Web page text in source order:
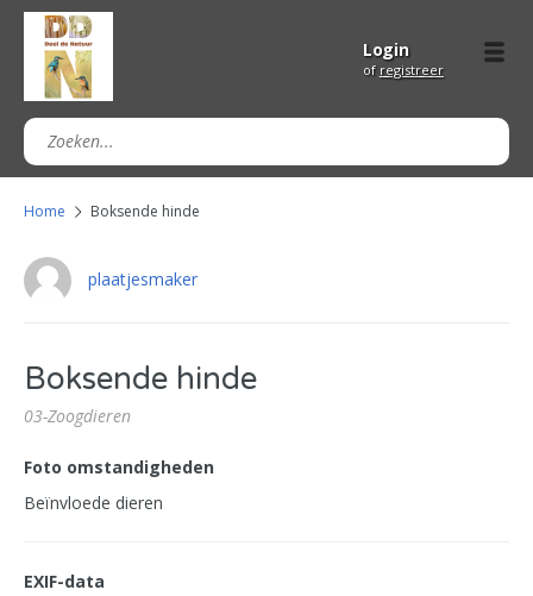
Login
of registreer
Home Boksende hinde
plaatjesmaker
Boksende hinde
03-Zoogdieren
Foto omstandigheden
Beïnvloede dieren
EXIF-data